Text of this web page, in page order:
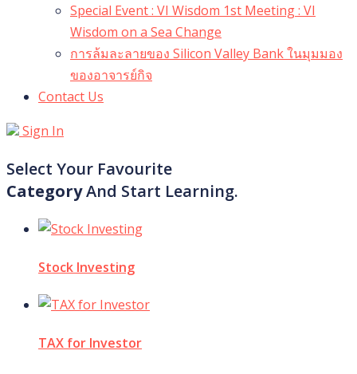
Special Event : VI Wisdom 1st Meeting : VI
Wisdom on a Sea Change
การล้มละลายของ Silicon Valley Bank ในมุมมอง
ของอาจารย์กิจ
Contact Us
Sign In
Select Your Favourite
CategoryAnd Start Learning.
Stock Investing
TAX for Investor